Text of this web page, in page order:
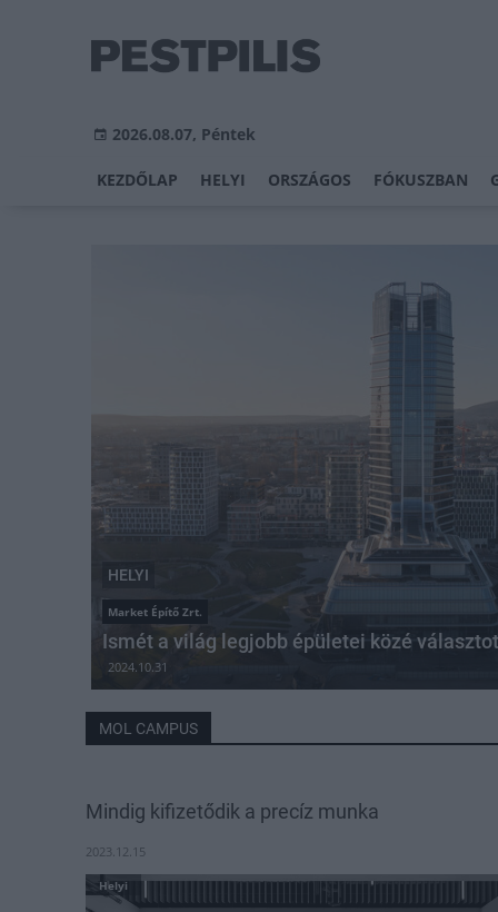
2026.08.07, Péntek
KEZDŐLAP HELYI ORSZÁGOS FÓKUSZBAN
HELYI
Market Építő Zrt.
Ismét a világ legjobb épületei közé
2024.10.31
MOL CAMPUS
Mindig kifizetődik a precíz munka
2023.12.15
Helyi